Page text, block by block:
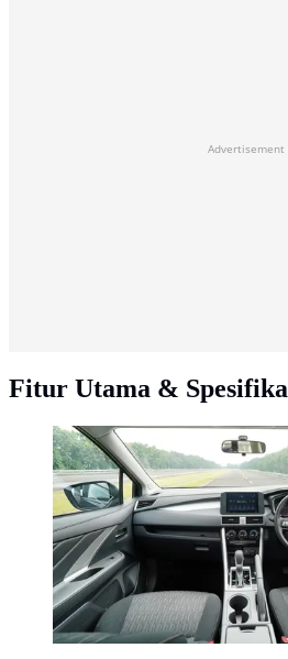
Advertisement
Fitur Utama &
New Mitsubishi Xpander
PT MMKSI)